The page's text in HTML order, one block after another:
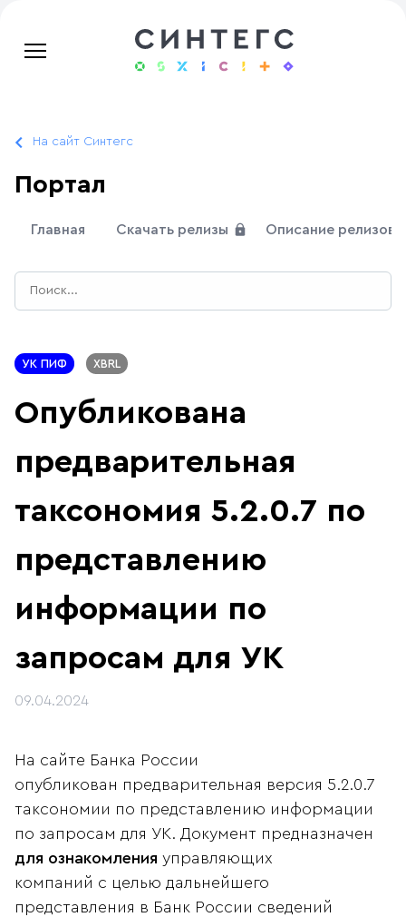
На сайт Синтегс
Портал
Главная Скачать релизы Описание релизов
УК ПИФ XBRL
Опубликована
предварительная
таксономия 5.2.0.7 по
представлению
информации по
запросам для УК
09.04.2024
На сайте Банка России
опубликован предварительная версия 5.2.0.7
таксономии по представлению информации
по запросам для УК. Документ предназначен
для ознакомления управляющих
компаний с целью дальнейшего
представления в Банк России сведений